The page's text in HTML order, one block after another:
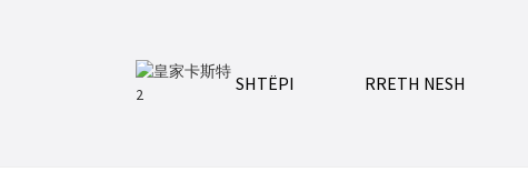
SHTËPI RRETH NESH